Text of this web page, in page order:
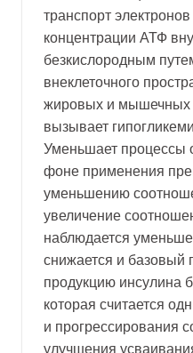
транспорт
концентрации АТФ
безкислородным
внеклеточного
жировых и мышечных
вызывает
Уменьшает процессы
фоне применения
уменьшению
увеличение
наблюдается
снижается и базовый
продукцию инсулина
которая считается
и прогрессирования
улучшения